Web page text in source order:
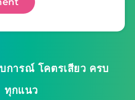
บการณ์ โคตรเสียว ครบ
ทุกแนว